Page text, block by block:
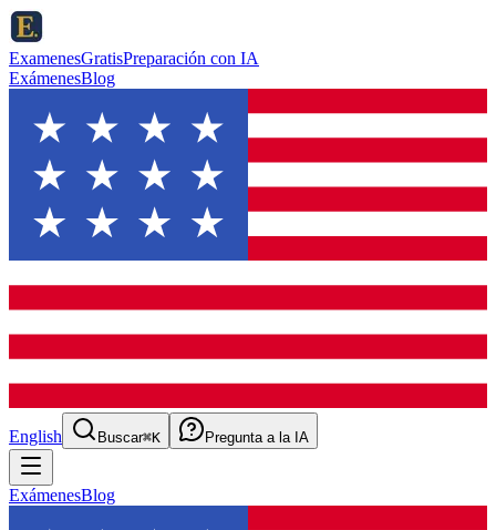
ExamenesGratisPreparación con IA
ExámenesBlog
English Buscar⌘K Pregunta a la IA
ExámenesBlog